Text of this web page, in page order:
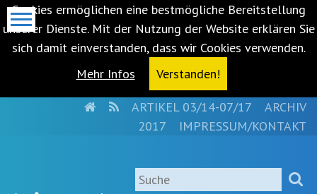
Cookies ermöglichen eine bestmögliche Bereitstellung
unserer Dienste. Mit der Nutzung der Website erklären Sie
sich damit einverstanden, dass wir Cookies verwenden.
Mehr Infos
Verstanden!
HOMERSSARTIKEL 03/14-07/17
ARCHIV
2017
IMPRESSUM/KONTAKT
Suche